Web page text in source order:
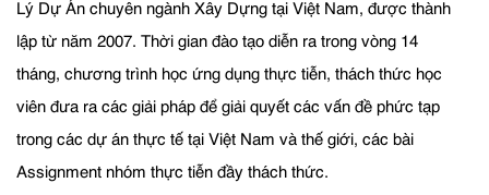
Lý Dự Án chuyên ngành Xây Dựng tại Việt Nam, được thành
lập từ năm 2007. Thời gian đào tạo diễn ra trong vòng 14
tháng, chương trình học ứng dụng thực tiễn, thách thức học
viên đưa ra các giải pháp để giải quyết các vấn đề phức tạp
trong các dự án thực tế tại Việt Nam và thế giới, các bài
Assignment nhóm thực tiễn đầy thách thức.